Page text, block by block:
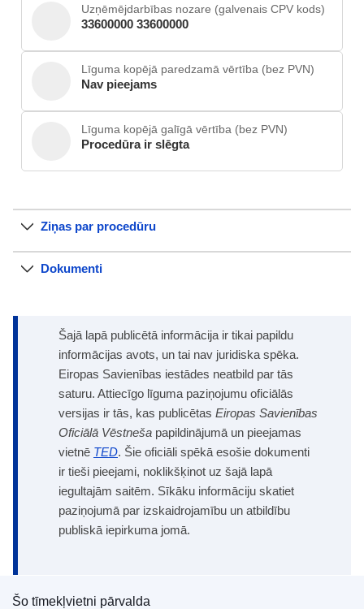
Uzņēmējdarbības nozare (galvenais CPV kods)
33600000 33600000
Līguma kopējā paredzamā vērtība (bez PVN)
Nav pieejams
Līguma kopējā galīgā vērtība (bez PVN)
Procedūra ir slēgta
Ziņas par procedūru
Dokumenti
Šajā lapā publicētā informācija ir tikai papildu
informācijas avots, un tai nav juridiska spēka.
Eiropas Savienības iestādes neatbild par tās
saturu. Attiecīgo līguma paziņojumu oficiālās
versijas ir tās, kas publicētas Eiropas Savienības
Oficiālā Vēstneša papildinājumā un pieejamas
vietnē TED. Šie oficiāli spēkā esošie dokumenti
ir tieši pieejami, noklikšķinot uz šajā lapā
iegultajām saitēm. Sīkāku informāciju skatiet
paziņojumā par izskaidrojamību un atbildību
publiskā iepirkuma jomā.
Šo tīmekļvietni pārvalda